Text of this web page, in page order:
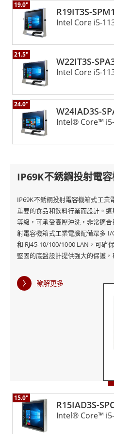
R19IT3S-
19.0"
Intel Core i5-
W22IT3S-
21.5"
Intel Core i5-
W24IAD3S-
24.0"
Intel® Core™
IP69K不銹鋼投射電
IP69K不銹鋼投射電容機箱式工業
重要的食品和飲料行業而設計。
等級，可承受高壓沖洗，非常適
射電容機箱式工業電腦配備眾多 I/
和 RJ45-10/100/1000 LAN，可確
堅固的底盤設計提供強大的保護
業的嚴格標準，兼具卓越的性能和
能和堅固的設計使其成為在關鍵應
瞭解更多
R15IAD3S-
15.0"
Intel® Core™